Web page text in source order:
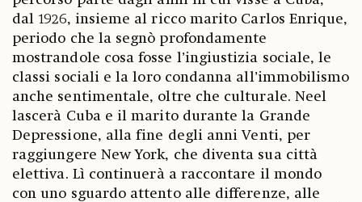
dal 1926, insieme al ricco marito Carlos Enrique,
periodo che la segnò profondamente
mostrandole cosa fosse l’ingiustizia sociale, le
classi sociali e la loro condanna all’immobilismo
anche sentimentale, oltre che culturale. Neel
lascerà Cuba e il marito durante la Grande
Depressione, alla fine degli anni Venti, per
raggiungere New York, che diventa sua città
elettiva. Lì continuerà a raccontare il mondo
con uno sguardo attento alle differenze, alle